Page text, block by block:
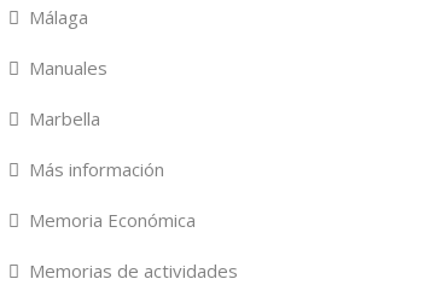
Málaga
Manuales
Marbella
Más información
Memoria Económica
Memorias de actividades